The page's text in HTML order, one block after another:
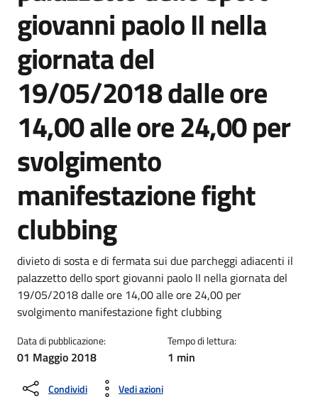
giovanni paolo II nella
giornata del
19/05/2018 dalle ore
14,00 alle ore 24,00 per
svolgimento
manifestazione fight
clubbing
Dettagli della notizia
divieto di sosta e di fermata sui due parcheggi adiacenti il
palazzetto dello sport giovanni paolo II nella giornata del
19/05/2018 dalle ore 14,00 alle ore 24,00 per
svolgimento manifestazione fight clubbing
Data di pubblicazione:
01 Maggio 2018
Tempo di lettura:
1 min
Condividi Vedi azioni